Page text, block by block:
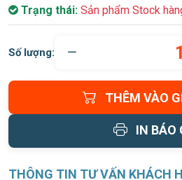
Trạng thái: Sản phẩm Stock
Số lượng:
THÊM VÀO
IN BÁO
THÔNG TIN TƯ VẤN KHÁCH